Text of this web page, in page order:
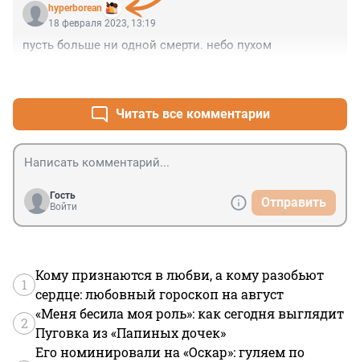
hyperborean
18 февраля 2023, 13:19
пусть больше ни одной смерти. небо пухом
Читать все комментарии
Гость
Войти
Отправить
1
Кому признаются в любви, а кому разобьют
сердце: любовный гороскоп на август
2
«Меня бесила моя роль»: как сегодня выглядит
Пуговка из «Папиных дочек»
Его номинировали на «Оскар»: гуляем по